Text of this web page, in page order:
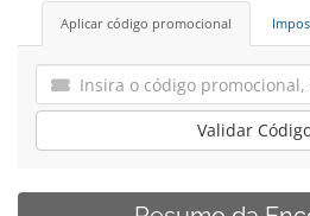
Aplicar código promocional
Validar